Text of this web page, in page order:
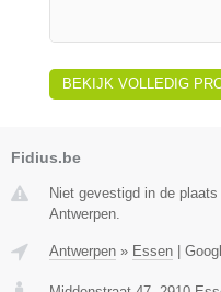
BEKIJK VOLLEDIG
Fidius.be
Niet gevestigd in de
Antwerpen.
Antwerpen » Essen |